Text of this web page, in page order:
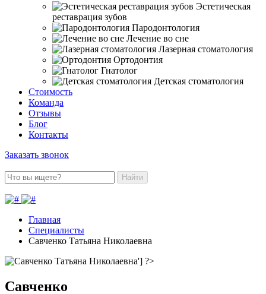
Эстетическая
реставрация зубов
Пародонтология
Лечение во сне
Лазерная стоматология
Ортодонтия
Гнатолог
Детская стоматология
Стоимость
Команда
Отзывы
Блог
Контакты
Заказать звонок
Найти
Главная
Специалисты
Савченко Татьяна Николаевна
Савченко